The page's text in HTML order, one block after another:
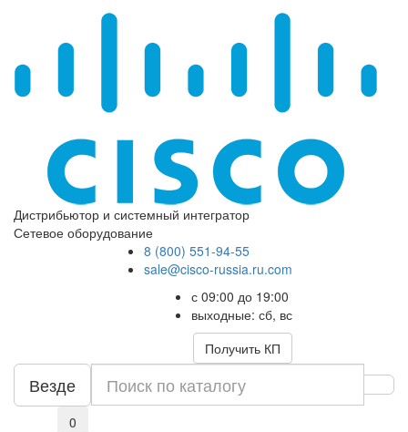
Дистрибьютор и системный интегратор
Сетевое оборудование
8 (800) 551-94-55
sale@cisco-russia.ru.com
с 09:00 до 19:00
выходные: сб, вс
Получить КП
Везде
0